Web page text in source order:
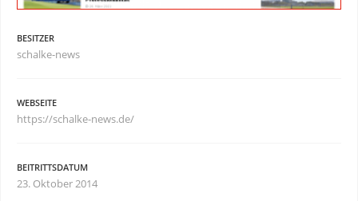
BESITZER
schalke-news
WEBSEITE
https://schalke-news.de/
BEITRITTSDATUM
23. Oktober 2014